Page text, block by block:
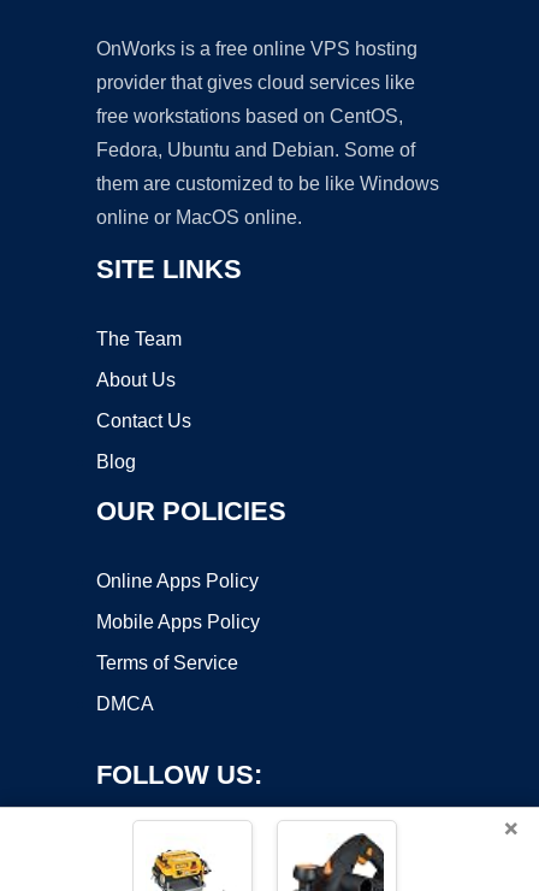
OnWorks is a free online VPS hosting
provider that gives cloud services like
free workstations based on CentOS,
Fedora, Ubuntu and Debian. Some of
them are customized to be like Windows
online or MacOS online.
SITE LINKS
The Team
About Us
Contact Us
Blog
OUR POLICIES
Online Apps Policy
Mobile Apps Policy
Terms of Service
DMCA
FOLLOW US:
×